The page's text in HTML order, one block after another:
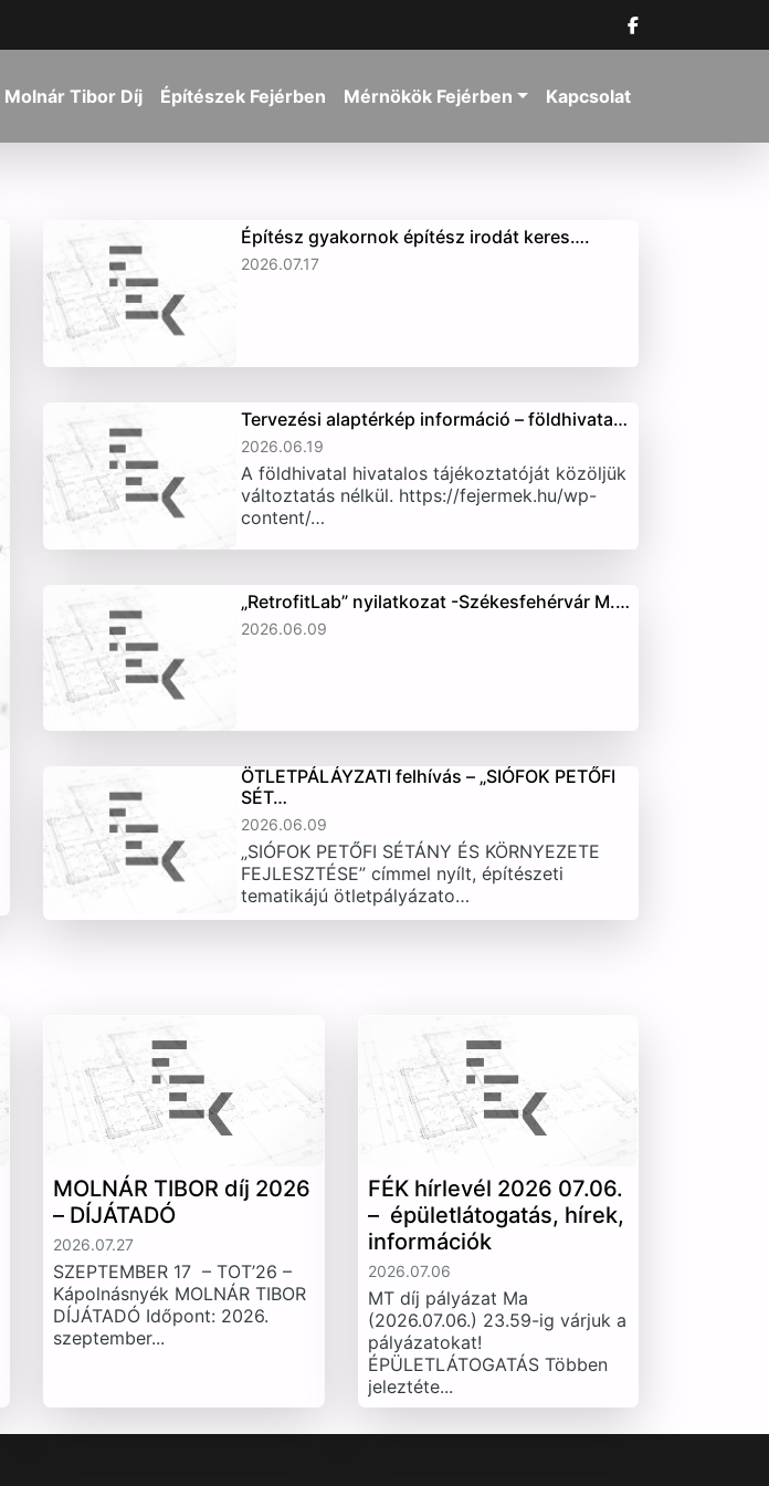
Molnár Tibor Díj Építészek Fejérben Mérnökök Fejérben Kapcsolat
Építész gyakornok építész irodát keres….
2026.07.17
Tervezési alaptérkép információ – földhivata…
2026.06.19
A földhivatal hivatalos tájékoztatóját közöljük
változtatás nélkül. https://fejermek.hu/wp-
content/…
„RetrofitLab” nyilatkozat -Székesfehérvár M.…
2026.06.09
ÖTLETPÁLÁYZATI felhívás – „SIÓFOK PETŐFI
SÉT…
2026.06.09
„SIÓFOK PETŐFI SÉTÁNY ÉS KÖRNYEZETE
FEJLESZTÉSE” címmel nyílt, építészeti
tematikájú ötletpályázato…
MOLNÁR TIBOR díj 2026
– DÍJÁTADÓ
2026.07.27
SZEPTEMBER 17 – TOT’26 –
Kápolnásnyék MOLNÁR TIBOR
DÍJÁTADÓ Időpont: 2026.
szeptember...
FÉK hírlevél 2026 07.06.
– épületlátogatás, hírek,
információk
2026.07.06
MT díj pályázat Ma
(2026.07.06.) 23.59-ig várjuk a
pályázatokat!
ÉPÜLETLÁTOGATÁS Többen
jeleztéte...